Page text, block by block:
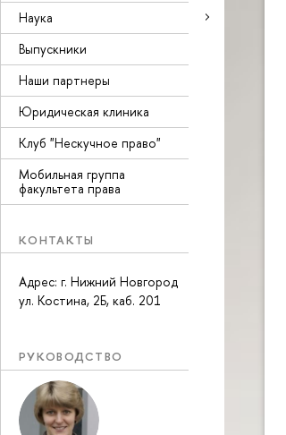
Наука
Выпускники
Наши партнеры
Юридическая клиника
Клуб "Нескучное право"
Мобильная группа
факультета права
КОНТАКТЫ
Адрес: г. Нижний Новгород
ул. Костина, 2Б, каб. 201
РУКОВОДСТВО